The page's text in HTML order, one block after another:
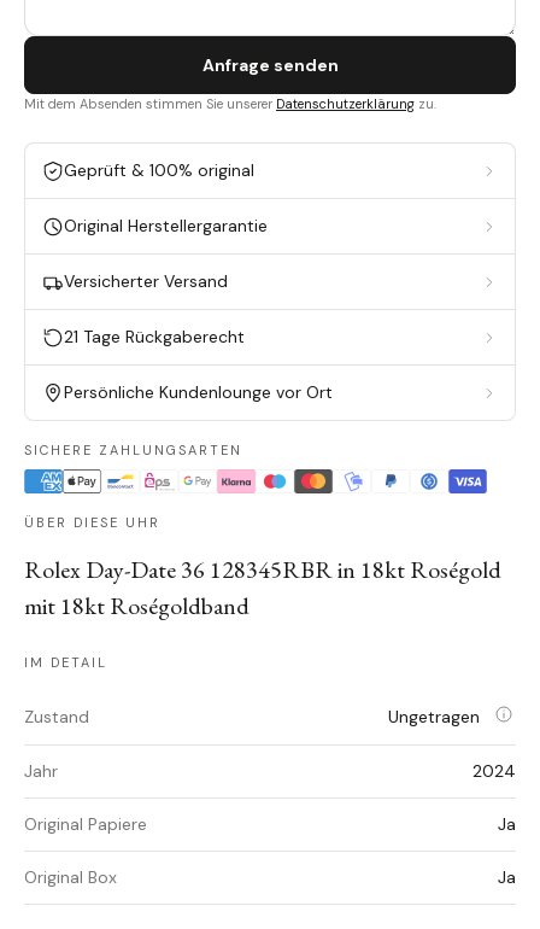
Anfrage senden
Mit dem Absenden stimmen Sie unserer Datenschutzerklärung zu.
Geprüft & 100% original
Original Herstellergarantie
Versicherter Versand
21 Tage Rückgaberecht
Persönliche Kundenlounge vor Ort
SICHERE ZAHLUNGSARTEN
ÜBER DIESE UHR
Rolex Day-Date 36 128345RBR in 18kt Roségold
mit 18kt Roségoldband
IM DETAIL
Zustand Ungetragen
Jahr 2024
Original Papiere Ja
Original Box Ja